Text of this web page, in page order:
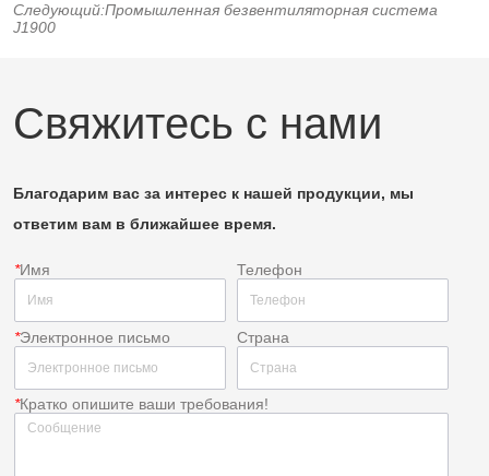
Следующий:Промышленная безвентиляторная система
J1900
Свяжитесь с нами
Благодарим вас за интерес к нашей продукции, мы
ответим вам в ближайшее время.
*Имя Телефон
*Электронное письмо Страна
*Кратко опишите ваши требования!